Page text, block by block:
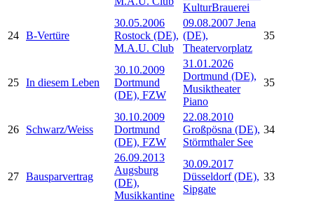
KulturBrauerei
24 B-Vertüre
30.05.2006
Rostock (DE),
M.A.U. Club
09.08.2007 Jena
(DE),
Theatervorplatz
35
25 In diesem Leben
30.10.2009
Dortmund
(DE), FZW
31.01.2026
Dortmund (DE),
Musiktheater
Piano
35
26 Schwarz/Weiss
30.10.2009
Dortmund
(DE), FZW
22.08.2010
Großpösna (DE),
Störmthaler See
34
27 Bausparvertrag
26.09.2013
Augsburg
(DE),
Musikkantine
30.09.2017
Düsseldorf (DE),
Sipgate
33